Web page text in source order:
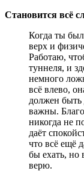
Становится всё
Когда ты
верх и
Работаю,
туннеля, и
немного
всё влево,
должен быть
важны.
никогда не
даёт
что всё ещё
бы ехать, но
верю.